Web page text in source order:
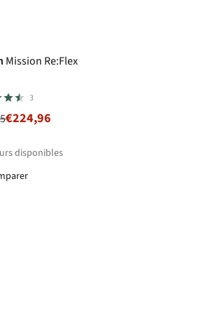
Mission Re:Flex
3
€224,96
disponibles